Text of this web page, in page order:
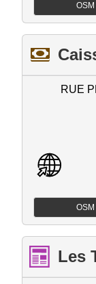
OSM
RUE
OSM
Les